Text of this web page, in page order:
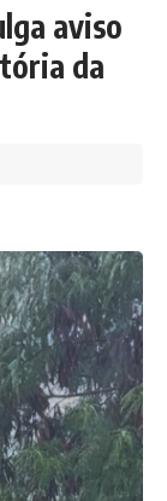
aviso
da